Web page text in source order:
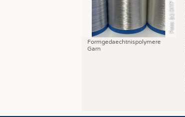
Foto: (c) DITF
Formgedaechtnispolymere
Garn